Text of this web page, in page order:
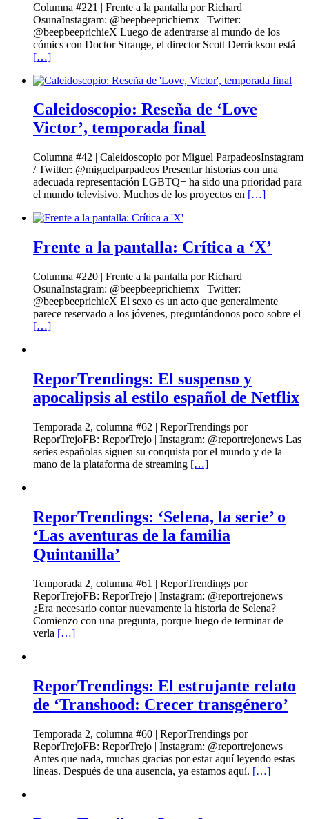
Columna #221 | Frente a la pantalla por Richard
OsunaInstagram: @beepbeeprichiemx | Twitter:
@beepbeeprichieX Luego de adentrarse al mundo de los
cómics con Doctor Strange, el director Scott Derrickson está
[…]
Caleidoscopio: Reseña de ‘Love
Victor’, temporada final
Columna #42 | Caleidoscopio por Miguel ParpadeosInstagram
/ Twitter: @miguelparpadeos Presentar historias con una
adecuada representación LGBTQ+ ha sido una prioridad para
el mundo televisivo. Muchos de los proyectos en […]
Frente a la pantalla: Crítica a ‘X’
Columna #220 | Frente a la pantalla por Richard
OsunaInstagram: @beepbeeprichiemx | Twitter:
@beepbeeprichieX El sexo es un acto que generalmente
parece reservado a los jóvenes, preguntándonos poco sobre el
[…]
ReporTrendings: El suspenso y
apocalipsis al estilo español de Netflix
Temporada 2, columna #62 | ReporTrendings por
ReporTrejoFB: ReporTrejo | Instagram: @reportrejonews Las
series españolas siguen su conquista por el mundo y de la
mano de la plataforma de streaming […]
ReporTrendings: ‘Selena, la serie’ o
‘Las aventuras de la familia
Quintanilla’
Temporada 2, columna #61 | ReporTrendings por
ReporTrejoFB: ReporTrejo | Instagram: @reportrejonews
¿Era necesario contar nuevamente la historia de Selena?
Comienzo con una pregunta, porque luego de terminar de
verla […]
ReporTrendings: El estrujante relato
de ‘Transhood: Crecer transgénero’
Temporada 2, columna #60 | ReporTrendings por
ReporTrejoFB: ReporTrejo | Instagram: @reportrejonews
Antes que nada, muchas gracias por estar aquí leyendo estas
líneas. Después de una ausencia, ya estamos aquí. […]